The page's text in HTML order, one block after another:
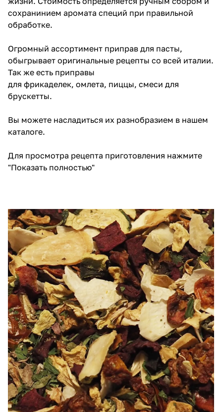
сохранинием аромата специй при правильной
обработке.
Огромный ассортимент приправ для пасты,
обыгрывает оригинальные рецепты со всей италии.
Так же есть приправы
для фрикаделек, омлета, пиццы, смеси для
брускетты.
Вы можете насладиться их разнобразием в нашем
каталоге.
Для просмотра рецепта приготовления нажмите
"Показать полностью"